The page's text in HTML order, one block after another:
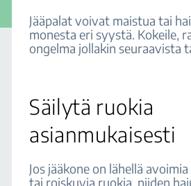
Jääpalat voivat maistua tai
monesta eri syystä. Kokeile,
ongelma jollakin seuraavista
Säilytä ruokia
asianmukaisesti
Jos jääkone on lähellä
tai roiskuvia ruokia, niiden